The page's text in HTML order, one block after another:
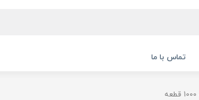
تماس با ما